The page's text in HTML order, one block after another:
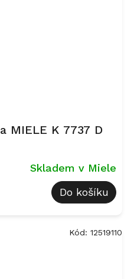
MIELE K 7737 D
Skladem v Miele
Do košíku
Kód: 12519110